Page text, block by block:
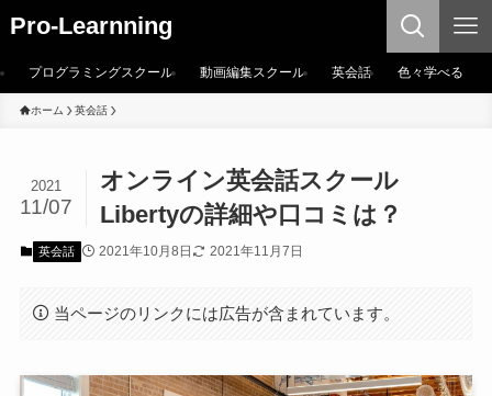
Pro-Learnning
プログラミングスクール 動画編集スクール 英会話 色々学べる
ホーム 英会話
オンライン英会話スクール
Libertyの詳細や口コミは？
2021
11/07
英会話 2021年10月8日 2021年11月7日
当ページのリンクには広告が含まれています。